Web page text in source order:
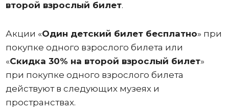
второй взрослый билет.
Акции «Один детский билет бесплатно» при
покупке одного взрослого билета или
«Скидка 30% на второй взрослый билет»
при покупке одного взрослого билета
действуют в следующих музеях и
пространствах.